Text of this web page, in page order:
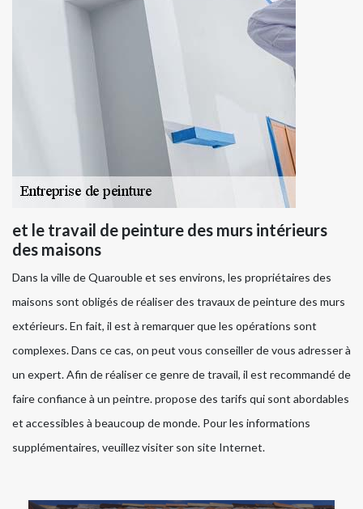
et le travail de peinture des murs intérieurs
des maisons
Dans la ville de Quarouble et ses environs, les propriétaires des
maisons sont obligés de réaliser des travaux de peinture des murs
extérieurs. En fait, il est à remarquer que les opérations sont
complexes. Dans ce cas, on peut vous conseiller de vous adresser à
un expert. Afin de réaliser ce genre de travail, il est recommandé de
faire confiance à un peintre. propose des tarifs qui sont abordables
et accessibles à beaucoup de monde. Pour les informations
supplémentaires, veuillez visiter son site Internet.